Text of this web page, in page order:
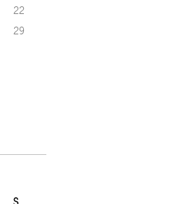
22
29
S